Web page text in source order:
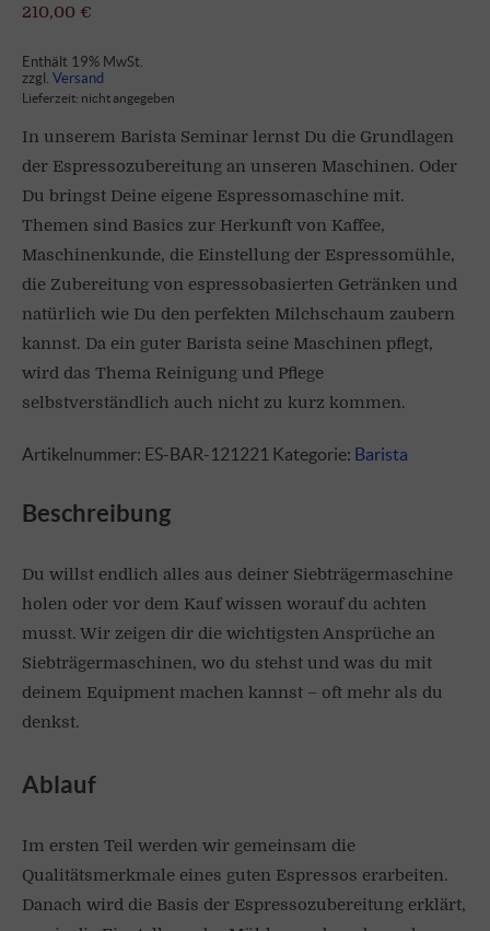
210,00 €
Enthält 19% MwSt.
zzgl. Versand
Lieferzeit: nicht angegeben
In unserem Barista Seminar lernst Du die Grundlagen
der Espressozubereitung an unseren Maschinen. Oder
Du bringst Deine eigene Espressomaschine mit.
Themen sind Basics zur Herkunft von Kaffee,
Maschinenkunde, die Einstellung der Espressomühle,
die Zubereitung von espressobasierten Getränken und
natürlich wie Du den perfekten Milchschaum zaubern
kannst. Da ein guter Barista seine Maschinen pflegt,
wird das Thema Reinigung und Pflege
selbstverständlich auch nicht zu kurz kommen.
Artikelnummer: ES-BAR-121221 Kategorie: Barista
Beschreibung
Du willst endlich alles aus deiner Siebträgermaschine
holen oder vor dem Kauf wissen worauf du achten
musst. Wir zeigen dir die wichtigsten Ansprüche an
Siebträgermaschinen, wo du stehst und was du mit
deinem Equipment machen kannst – oft mehr als du
denkst.
Ablauf
Im ersten Teil werden wir gemeinsam die
Qualitätsmerkmale eines guten Espressos erarbeiten.
Danach wird die Basis der Espressozubereitung erklärt,